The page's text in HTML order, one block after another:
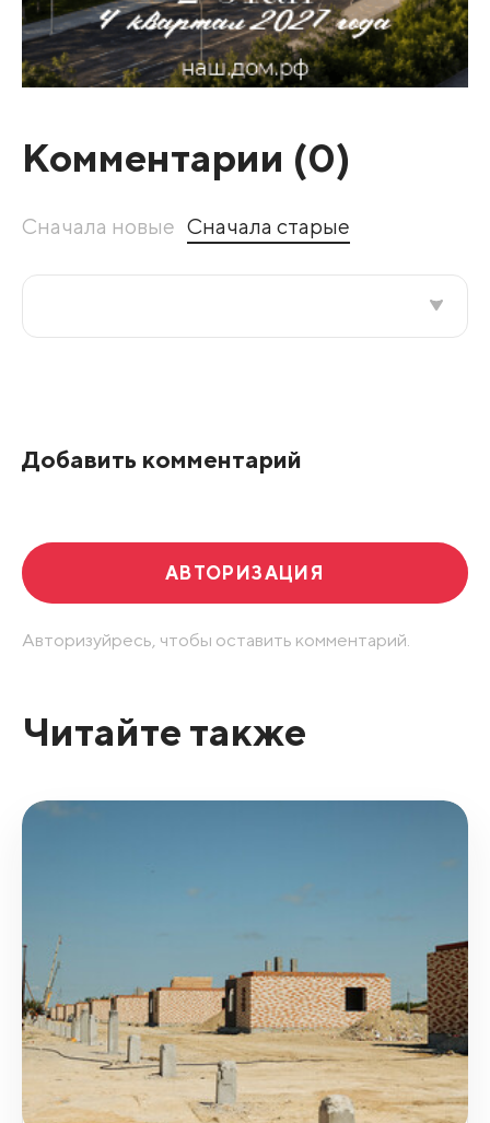
Комментарии (0)
Сначала новые Сначала старые
Добавить комментарий
АВТОРИЗАЦИЯ
Авторизуйресь, чтобы оставить комментарий.
Читайте также